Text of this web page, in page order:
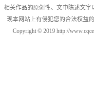
相关作品的原创性、文中陈述文
现本网站上有侵犯您的合法权益
Copyright © 2019 http://